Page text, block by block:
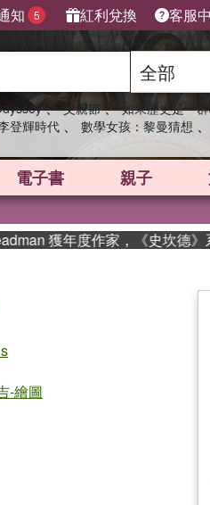
知 5 紅利兌換 客服
、 父親節 、 如果歷史是一
登輝時代 、 數學女孩：黎曼猜想 、
電子書 親子
獲年度作家，《史坎德》系列
-繪圖